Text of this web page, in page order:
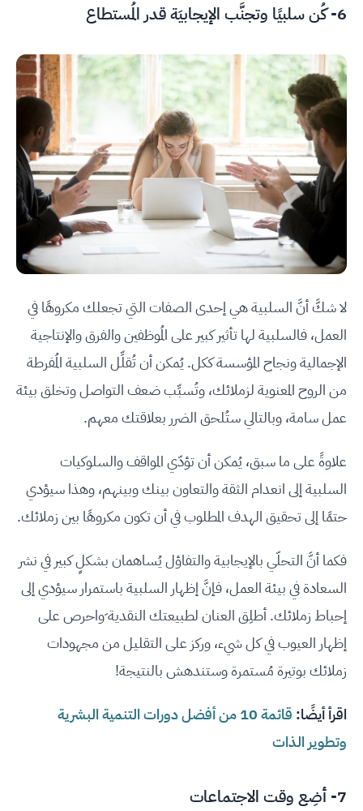
6- كُن سلبيًا وتجنَّب الإيجابيَة قدر المُستطاع
لا شكَّ أنَّ السلبية هي إحدى الصفات التي تجعلك مكروهًا في
العمل، فالسلبية لها تأثير كبير على المُوظفين والفرق والإنتاجية
الإجمالية ونجاح المؤسسة ككل. يُمكن أن تُقلِّل السلبية المُفرطة
من الروح المعنوية لزملائك، وتُسبِّب ضعف التواصل وتخلق بيئة
عمل سامة، وبالتالي ستُلحق الضرر بعلاقتك معهم.
علاوةً على ما سبق، يُمكن أن تؤدّي المواقف والسلوكيات
السلبية إلى انعدام الثقة والتعاون بينك وبينهم، وهذا سيؤدي
حتمًا إلى تحقيق الهدف المطلوب في أن تكون مكروهًا بين زملائك.
فكما أنَّ التحلّي بالإيجابية والتفاؤل يُساهمان بشكلٍ كبير في نشر
السعادة في بيئة العمل، فإنَّ إظهار السلبية باستمرار سيؤدي إلى
إحباط زملائك. أطلِق العنان لطبيعتك النقدية َواحرص على
إظهار العيوب في كل شيء، وركز على التقليل من مجهودات
زملائك بوتيرة مُستمرة وستندهش بالنتيجة!
اقرأ أيضًا:
قائمة 10 من أفضل دورات التنمية البشرية
وتطوير الذات
7- أضِع وقت الاجتماعات